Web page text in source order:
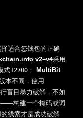
适合您钱包的正确
v2–v4采用
式12700 ； MultiBit
本不同，使用
盲目暴力破解，不如
构建一个掩码或词
线索才是成功破解